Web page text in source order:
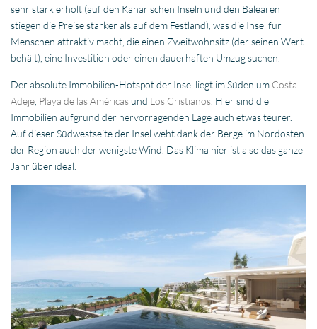
sehr stark erholt (auf den Kanarischen Inseln und den Balearen
stiegen die Preise stärker als auf dem Festland), was die Insel für
Menschen attraktiv macht, die einen Zweitwohnsitz (der seinen Wert
behält), eine Investition oder einen dauerhaften Umzug suchen.
Der absolute Immobilien-Hotspot der Insel liegt im Süden um Costa
Adeje Playa de las Américas und Los Cristianos . Hier sind die
Immobilien aufgrund der hervorragenden Lage auch etwas teurer.
Auf dieser Südwestseite der Insel weht dank der Berge im Nordosten
der Region auch der wenigste Wind. Das Klima hier ist also das ganze
Jahr über ideal.